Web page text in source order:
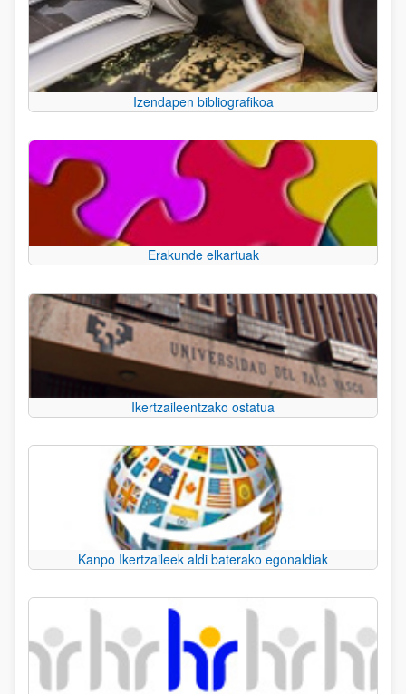
Izendapen bibliografikoa
Erakunde elkartuak
Ikertzaileentzako ostatua
Kanpo Ikertzaileek aldi baterako egonaldiak